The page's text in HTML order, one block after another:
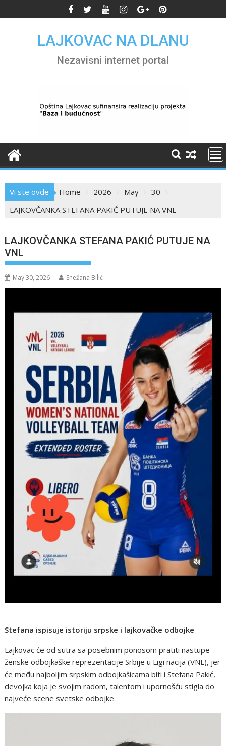
to
LAJKOVAC NA DLANU
Nezavisni internet portal
Vi ste ovde Home 2026 May
30
LAJKOVČANKA STEFANA PAKIĆ PUTUJE NA VNL
LAJKOVČANKA STEFANA PAKIĆ PUTUJE NA
VNL
May 30, 2026 Snežana Bilić
Stefana ispisuje istoriju srpske i lajkovačke odbojke
Lajkovac će od sutra sa posebnim ponosom pratiti nastupe
ženske odbojkaške reprezentacije Srbije u Ligi nacija (VNL), jer
će među najboljim srpskim odbojkašicama biti i Stefana Pakić,
devojka koja je svojim radom, talentom i upornošću stigla do
najveće scene svetske odbojke.